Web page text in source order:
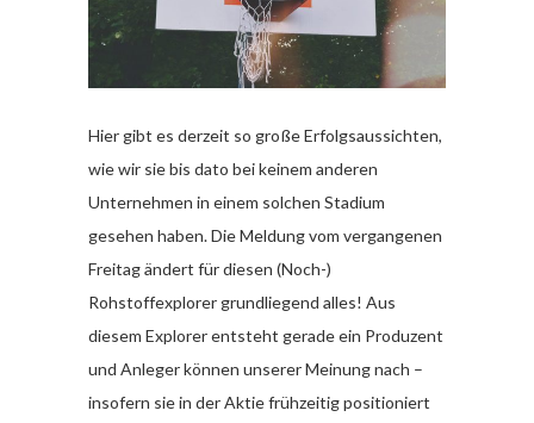
Hier gibt es derzeit so große Erfolgsaussichten,
wie wir sie bis dato bei keinem anderen
Unternehmen in einem solchen Stadium
gesehen haben. Die Meldung vom vergangenen
Freitag ändert für diesen (Noch-)
Rohstoffexplorer grundliegend alles! Aus
diesem Explorer entsteht gerade ein Produzent
und Anleger können unserer Meinung nach –
insofern sie in der Aktie frühzeitig positioniert